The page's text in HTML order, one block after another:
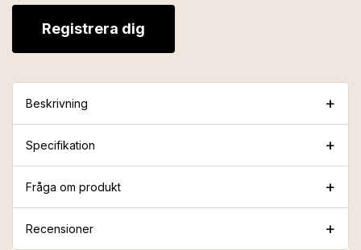
Registrera dig
Beskrivning
Specifikation
Fråga om produkt
Recensioner